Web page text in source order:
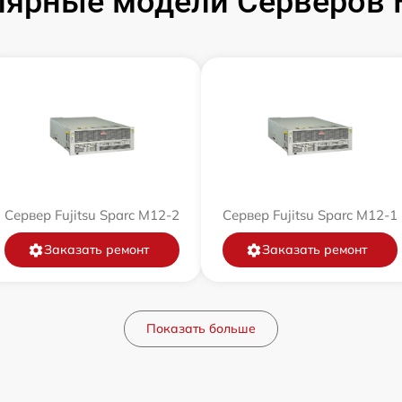
Сервер Fujitsu Sparc M12-2
Заказать ремонт
Сервер Fujitsu Sparc M12-1
Заказать ремонт
Показать больше